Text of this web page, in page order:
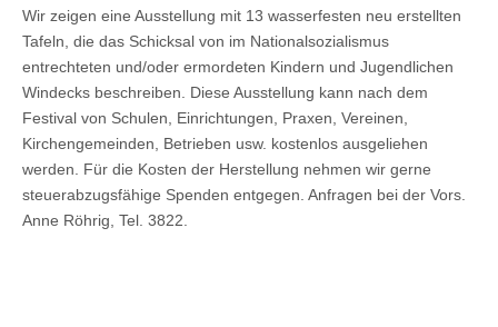
Wir zeigen eine Ausstellung mit 13 wasserfesten neu erstellten
Tafeln, die das Schicksal von im Nationalsozialismus
entrechteten und/oder ermordeten Kindern und Jugendlichen
Windecks beschreiben. Diese Ausstellung kann nach dem
Festival von Schulen, Einrichtungen, Praxen, Vereinen,
Kirchengemeinden, Betrieben usw. kostenlos ausgeliehen
werden. Für die Kosten der Herstellung nehmen wir gerne
steuerabzugsfähige Spenden entgegen. Anfragen bei der Vors.
Anne Röhrig, Tel. 3822.